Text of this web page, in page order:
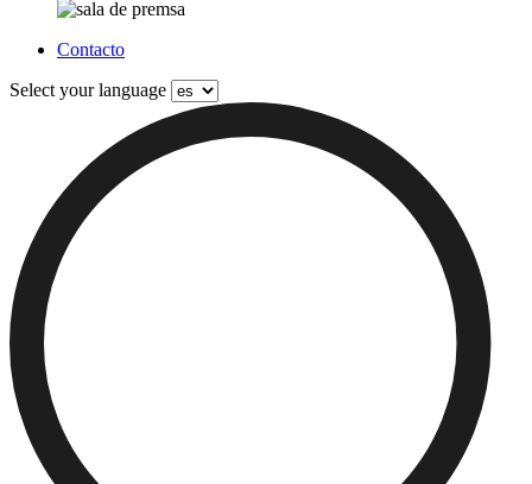
Contacto
Select your language